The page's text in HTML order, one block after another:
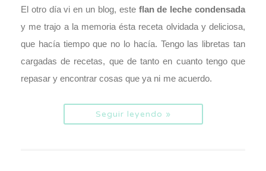
El otro día vi en un blog, este flan de leche condensada
y me trajo a la memoriaésta receta olvidada y deliciosa,
que hacía tiempo que no lo hacía. Tengo las libretas tan
cargadas de recetas, que de tanto en cuanto tengo que
repasar y encontrar cosas que ya ni me acuerdo.
Seguir leyendo »